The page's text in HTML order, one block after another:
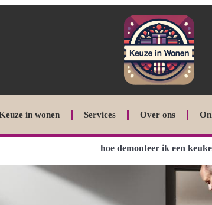
in wonen Services Over ons
hoe demonteer ik een